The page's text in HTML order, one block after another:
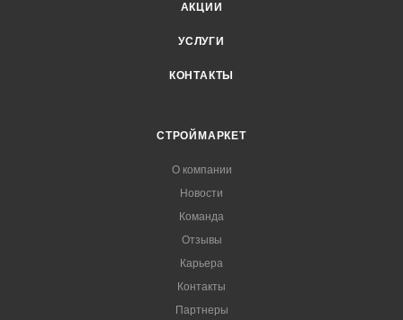
АКЦИИ
УСЛУГИ
КОНТАКТЫ
СТРОЙМАРКЕТ
О компании
Новости
Команда
Отзывы
Карьера
Контакты
Партнеры